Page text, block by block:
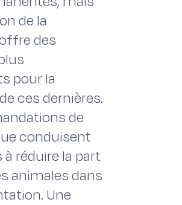
de la
des
pour la
ces dernières.
de
conduisent
réduire la part
animales dans
Une